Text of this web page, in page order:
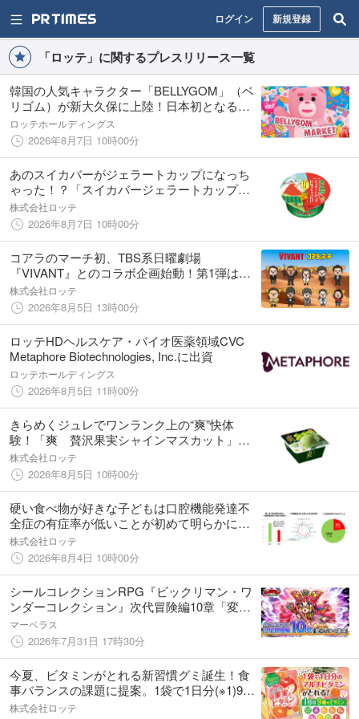
ログイン 新規登録
「ロッテ」に関するプレスリリース一覧
韓国の人気キャラクター「BELLYGOM」（ベ
リゴム）が新大久保に上陸！日本初となる公
式グッズ売場「BELLYGOM MARKET」をオ
ープン
ロッテホールディングス
2026年8月7日 10時00分
あのスイカバーがジェラートカップになっち
ゃった！？「スイカバージェラートカップ」8
月17日（月）より全国で（コンビニエンスス
トア除く）発売
株式会社ロッテ
2026年8月7日 10時00分
コアラのマーチ初、TBS系日曜劇場
『VIVANT』とのコラボ企画始動！第1弾は登
場人物たちが可愛いコアラに大変身！？「ト
レーディングステッカーシール・缶バッジ」
発売！
株式会社ロッテ
2026年8月5日 13時00分
ロッテHDヘルスケア・バイオ医薬領域CVC
Metaphore Biotechnologies, Inc.に出資
ロッテホールディングス
2026年8月5日 11時00分
きらめくジュレでワンランク上の“爽”快体
験！「爽 贅沢果実シャインマスカット」～
シャインマスカットジュレ入り～ 8月17日
（月）より全国で発売
株式会社ロッテ
2026年8月5日 10時00分
硬い食べ物が好きな子どもは口腔機能発達不
全症の有症率が低いことが初めて明らかに！
～子どもの約4人に1人がお口の発達不足を確
認～
株式会社ロッテ
2026年8月4日 10時00分
シールコレクションRPG『ビックリマン・ワ
ンダーコレクション』次代冒険編10章「変わ
りゆく運命」の開始！新キャラ「Ｐオリン」
が登場！シールコレクションRPG『ビックリ
マン・ワンダーコレクション』
マーベラス
2026年7月31日 17時30分
今夏、ビタミンがとれる新習慣グミ誕生！食
事バランスの課題に提案。1袋で1日分(※1)9種
のマルチビタミンを、おいしく手軽にチャー
株式会社ロッテ